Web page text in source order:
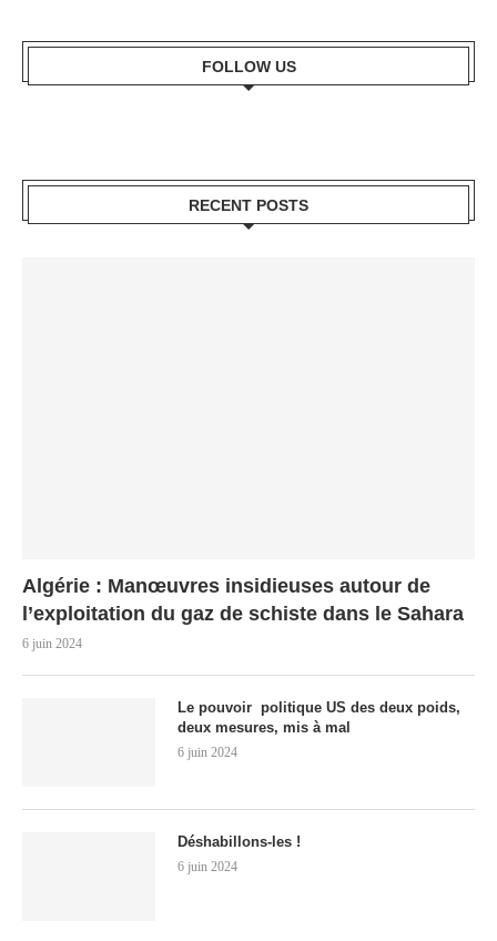
FOLLOW US
RECENT POSTS
Algérie : Manœuvres insidieuses autour de
l’exploitation du gaz de schiste dans le Sahara
6 juin 2024
Le pouvoir politique US des deux poids,
deux mesures, mis à mal
6 juin 2024
Déshabillons-les !
6 juin 2024